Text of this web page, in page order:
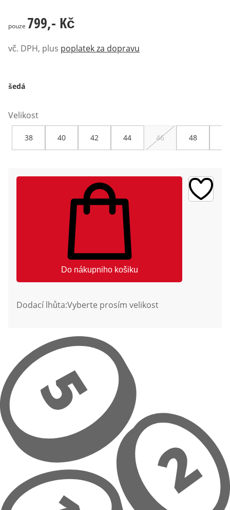
799,- Kč
pouze 799,- Kč
vč. DPH, plus poplatek za dopravu
šedá
Velikost
38 40 42 44 46 48
Do nákupniho košiku
Dodací lhůta:Vyberte prosím velikost